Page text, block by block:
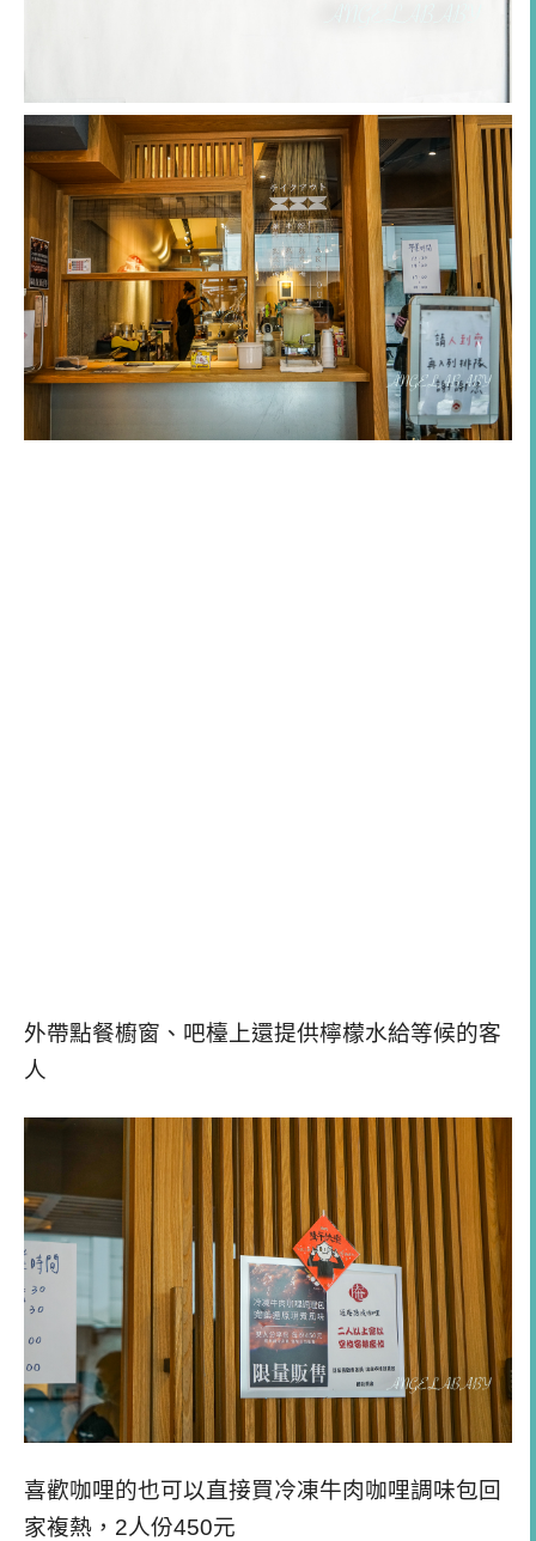
外帶點餐櫥窗、吧檯上還提供檸檬水給等候的客
人
喜歡咖哩的也可以直接買冷凍牛肉咖哩調味包回
家複熱，2人份450元